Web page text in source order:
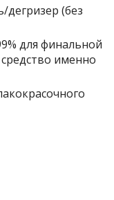
(без
для финальной
именно